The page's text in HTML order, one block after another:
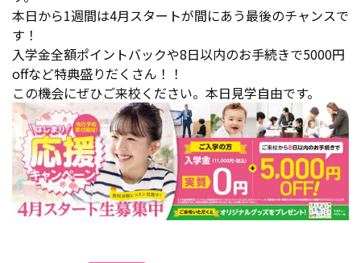
本日から1週間は4月スタートが間にあう最後のチャンスで
す！
入学金全額ポイントバックや8日以内のお手続きで5000円
offなど特典盛りだくさん！！
この機会にぜひご来校ください。本日見学自由です。